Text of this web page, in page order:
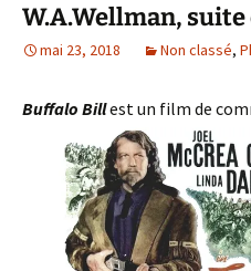
W.A.Wellman,
mai 23, 2018 Non classé,
Buffalo Billest un film de